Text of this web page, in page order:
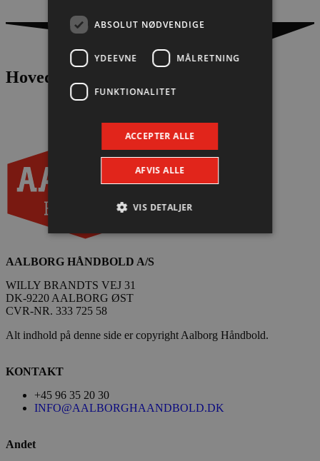
Hovedpartnere
AALBORG HÅNDBOLD A/S
WILLY BRANDTS VEJ 31
DK-9220 AALBORG ØST
CVR-NR. 333 725 58
Alt indhold på denne side er copyright Aalborg Håndbold.
KONTAKT
+45 96 35 20 30
INFO@AALBORGHAANDBOLD.DK
Andet
ABSOLUT NØDVENDIGE
YDEEVNE MÅLRETNING
FUNKTIONALITET
ACCEPTER ALLE
AFVIS ALLE
VIS DETALJER
Absolut nødvendige
Målretning
Absolut nødvendige cookies muliggør
såsom brugerlogin og kontoadministration.
Hjemmesiden kan ikke bruges korrekt uden de
/dyna-.*/i